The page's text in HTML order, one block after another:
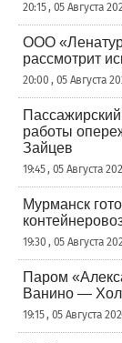
20:15 , 05 Августа
ООО
рассмотрит
20:00 , 05 Августа
работы
Зайцев
19:45 , 05 Августа
Мурманск
19:30 , 05 Августа
Паром
Ванино —
19:15 , 05 Августа